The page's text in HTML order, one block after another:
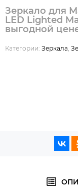
Зеркало для
LED Lighted
выгодной
Категории: Зеркала